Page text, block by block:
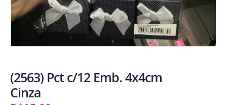
(2563) Pct c/12 Emb. 4x4cm
Cinza